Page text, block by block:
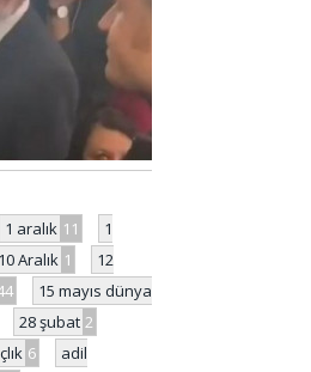
1 aralık 11
1
10 Aralık 1
12
15 mayıs dünya
28 şubat 2
6
adil